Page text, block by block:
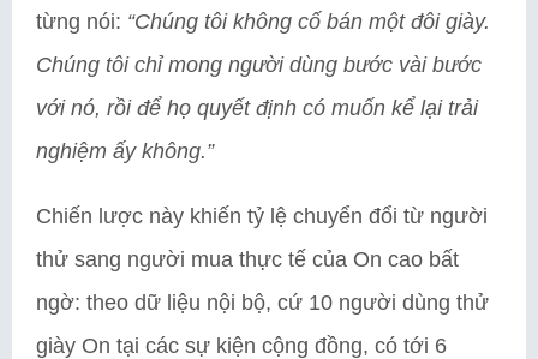
từng nói: “Chúng tôi không cố bán một đôi giày.
Chúng tôi chỉ mong người dùng bước vài bước
với nó, rồi để họ quyết định có muốn kể lại trải
nghiệm ấy không.”
Chiến lược này khiến tỷ lệ chuyển đổi từ người
thử sang người mua thực tế của On cao bất
ngờ: theo dữ liệu nội bộ, cứ 10 người dùng thử
giày On tại các sự kiện cộng đồng, có tới 6